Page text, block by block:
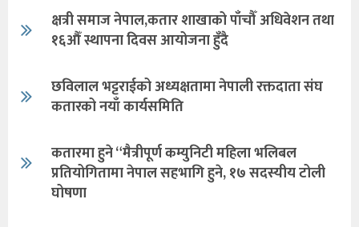
क्षत्री समाज नेपाल,कतार शाखाको पाँचौँ अधिवेशन तथा
१६औँ स्थापना दिवस आयोजना हुँदै
छविलाल भट्टराईको अध्यक्षतामा नेपाली रक्तदाता संघ
कतारको नयाँ कार्यसमिति
कतारमा हुने “मैत्रीपूर्ण कम्युनिटी महिला भलिबल
प्रतियोगितामा नेपाल सहभागि हुने, १७ सदस्यीय टोली
घोषणा